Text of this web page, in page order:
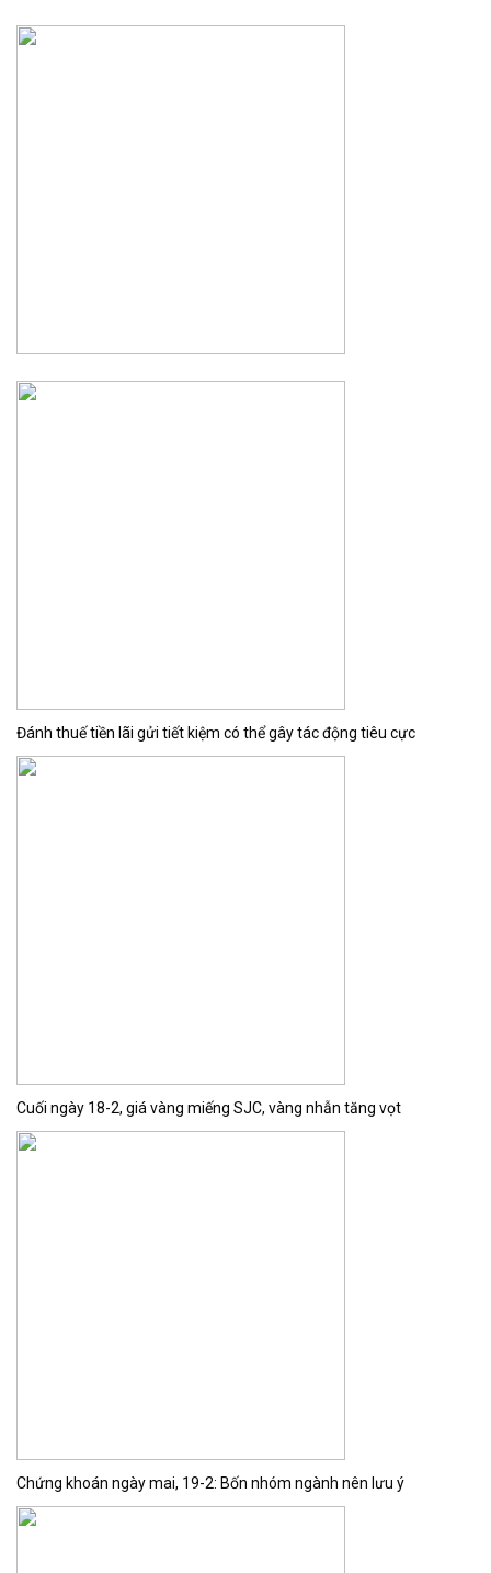
Đánh thuế tiền lãi gửi tiết kiệm có thể gây tác động tiêu cực
Cuối ngày 18-2, giá vàng miếng SJC, vàng nhẫn tăng vọt
Chứng khoán ngày mai, 19-2: Bốn nhóm ngành nên lưu ý